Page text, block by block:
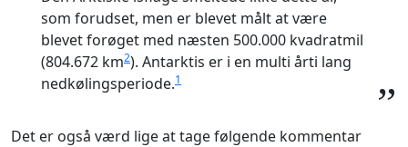
som forudset, men er blevet målt at være
blevet forøget med næsten 500.000 kvadratmil
(804.672 km2). Antarktis er i en multi årti lang
nedkølingsperiode.1 ”
Det er også værd lige at tage følgende kommentar